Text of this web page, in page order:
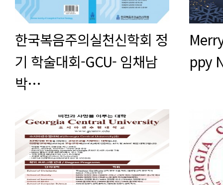
한국복음주의실천신학회 정
기 학술대회-GCU- 임채남
박…
ppy